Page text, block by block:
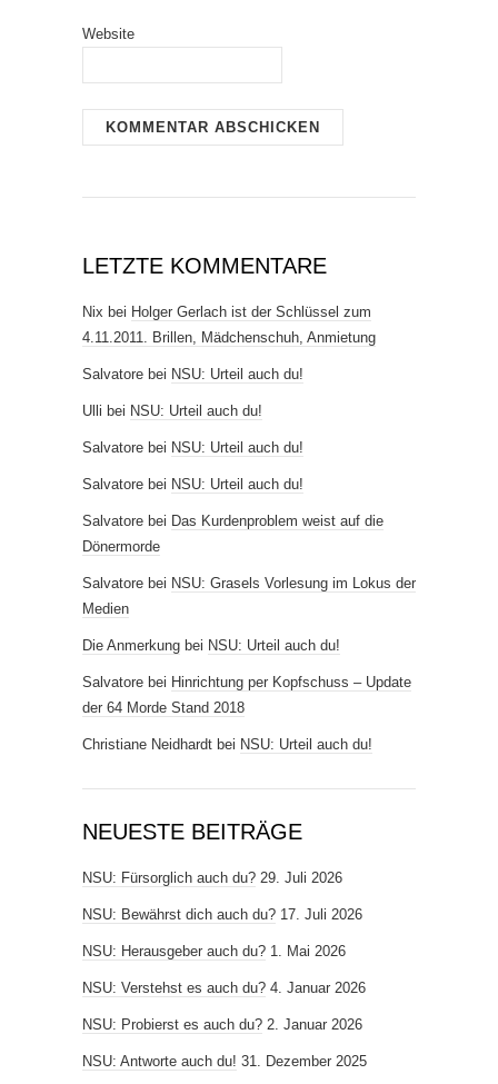
Website
LETZTE KOMMENTARE
Nix bei Holger Gerlach ist der Schlüssel zum
4.11.2011. Brillen, Mädchenschuh, Anmietung
Salvatore bei NSU: Urteil auch du!
Ulli bei NSU: Urteil auch du!
Salvatore bei NSU: Urteil auch du!
Salvatore bei NSU: Urteil auch du!
Salvatore bei Das Kurdenproblem weist auf die
Dönermorde
Salvatore bei NSU: Grasels Vorlesung im Lokus der
Medien
Die Anmerkung bei NSU: Urteil auch du!
Salvatore bei Hinrichtung per Kopfschuss – Update
der 64 Morde Stand 2018
Christiane Neidhardt bei NSU: Urteil auch du!
NEUESTE BEITRÄGE
NSU: Fürsorglich auch du? 29. Juli 2026
NSU: Bewährst dich auch du? 17. Juli 2026
NSU: Herausgeber auch du? 1. Mai 2026
NSU: Verstehst es auch du? 4. Januar 2026
NSU: Probierst es auch du? 2. Januar 2026
NSU: Antworte auch du! 31. Dezember 2025